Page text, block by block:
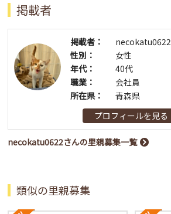
掲載者
掲載者：
necokatu0622
性別：
女性
年代：
40代
職業：
会社員
所在県：
青森県
プロフィールを見る
necokatu0622さんの里親募集一覧
類似の里親募集